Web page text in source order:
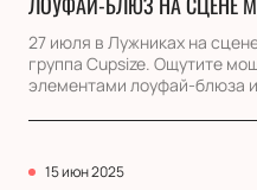
27 июля в Лужниках на
группа Cupsize. Ощутите
элементами лоуфай-блюза и
15 июн 2025